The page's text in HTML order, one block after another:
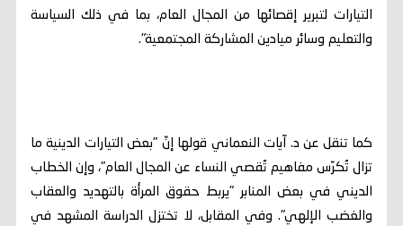
التيارات لتبرير إقصائها من المجال العام، بما في ذلك السياسة
والتعليم وسائر ميادين المشاركة المجتمعية".
كما تنقل عن د. آيات النعماني قولها إنّ "بعض التيارات الدينية ما
تزال تُكرّس مفاهيم تُقصي النساء عن المجال العام"، وإن الخطاب
الديني في بعض المنابر "يربط حقوق المرأة بالتهديد والعقاب
والغضب الإلهي". وفي المقابل، لا تختزل الدراسة المشهد في